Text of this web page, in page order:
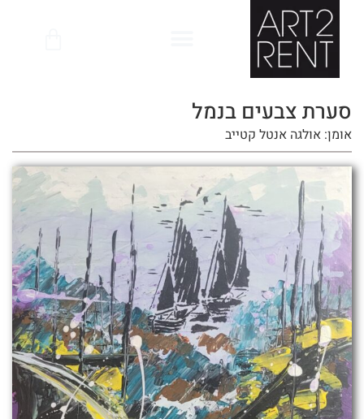
סערת צבעים בנמל
אומן: אולגה אנטל קטייב